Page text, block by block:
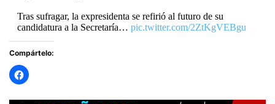
Tras sufragar, la expresidenta se refirió al futuro de su
candidatura a la Secretaría… pic.twitter.com/2ZtKgVEBgu
— RADIO PAULINA (@radiopaulina)
Compártelo: